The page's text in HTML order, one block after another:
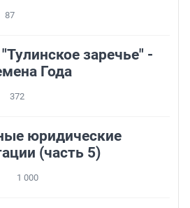
87
заречье" -
Года
372
юридические
(часть 5)
1 000